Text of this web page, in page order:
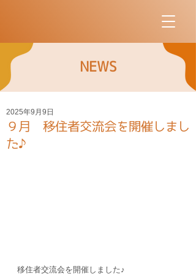
NEWS
９月 移住者交流会を開催しまし
た♪
2025年9月9日
移住者交流会を開催しました♪